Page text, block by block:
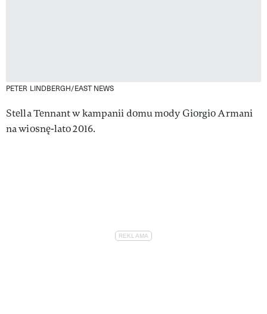
PETER LINDBERGH/EAST NEWS
Stella Tennant w kampanii domu mody Giorgio Armani
na wiosnę-lato 2016.